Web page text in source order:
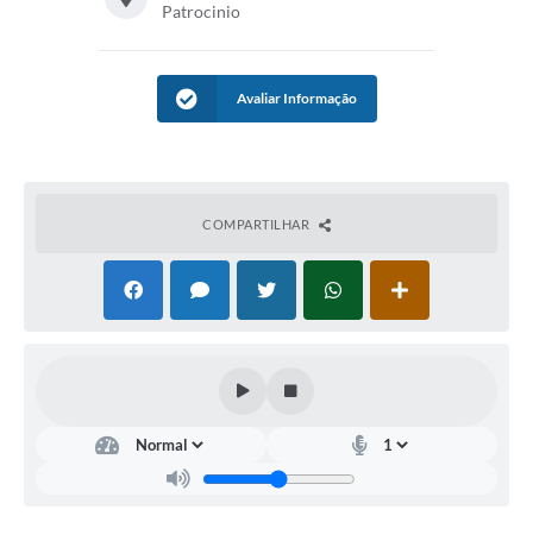
Patrocinio
Avaliar Informação
COMPARTILHAR